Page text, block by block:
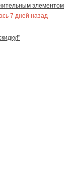
элементом
7 дней назад